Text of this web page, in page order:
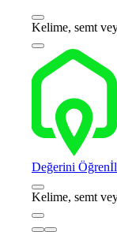
Kelime, semt
Değerini Öğren
Kelime, semt